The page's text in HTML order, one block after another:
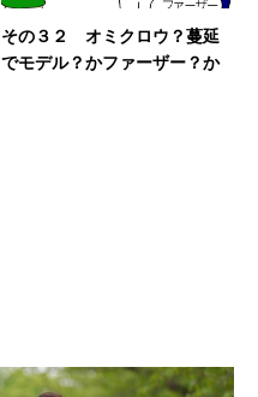
その３２ オミクロウ？蔓延
でモデル？かファーザー？か